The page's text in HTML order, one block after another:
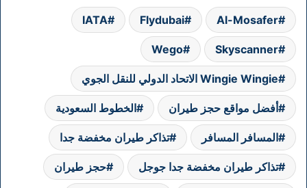
Al-Mosafer
Flydubai
IATA
Skyscanner
Wego
Wingie Wingie الاتحاد الدولي للنقل الجوي
أفضل مواقع حجز طيران الخطوط السعودية
المسافر المسافر تذاكر طيران مخفضة جدا
تذاكر طيران مخفضة جدا جوجل حجز طيران